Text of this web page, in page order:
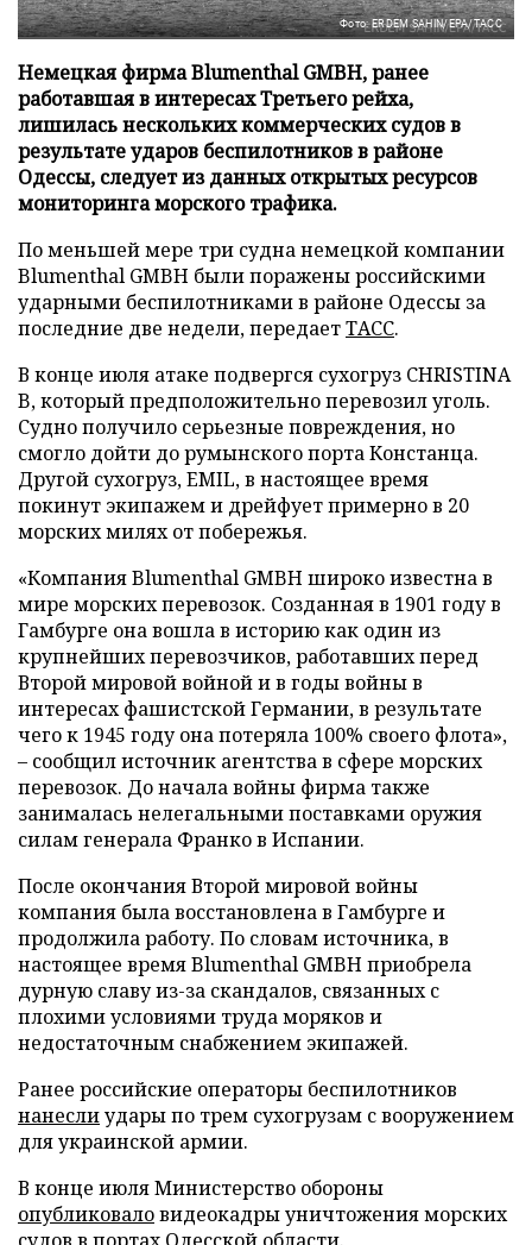
Фото: ERDEM SAHIN/EPA/ТАСС
Немецкая фирма Blumenthal GMBH, ранее
работавшая в интересах Третьего рейха,
лишилась нескольких коммерческих судов в
результате ударов беспилотников в районе
Одессы, следует из данных открытых ресурсов
мониторинга морского трафика.
По меньшей мере три судна немецкой компании
Blumenthal GMBH были поражены российскими
ударными беспилотниками в районе Одессы за
последние две недели, передаетТАСС.
В конце июля атаке подвергся сухогруз CHRISTINA
B, который предположительно перевозил уголь.
Судно получило серьезные повреждения, но
смогло дойти до румынского порта Констанца.
Другой сухогруз, EMIL, в настоящее время
покинут экипажем и дрейфует примерно в 20
морских милях от побережья.
«Компания Blumenthal GMBH широко известна в
мире морских перевозок. Созданная в 1901 году в
Гамбурге она вошла в историю как один из
крупнейших перевозчиков, работавших перед
Второй мировой войной и в годы войны в
интересах фашистской Германии, в результате
чего к 1945 году она потеряла 100% своего флота»,
– сообщил источник агентства в сфере морских
перевозок. До начала войны фирма также
занималась нелегальными поставками оружия
силам генерала Франко в Испании.
После окончания Второй мировой войны
компания была восстановлена в Гамбурге и
продолжила работу. По словам источника, в
настоящее время Blumenthal GMBH приобрела
дурную славу из-за скандалов, связанных с
плохими условиями труда моряков и
недостаточным снабжением экипажей.
Ранее российские операторы беспилотников
нанеслиудары по трем сухогрузам с вооружением
для украинской армии.
В конце июля Министерство обороны
опубликоваловидеокадры уничтожения морских